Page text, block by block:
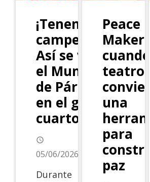
¡Tenemos
campeones!
Así se vivió
el Mundial
de Párrafos
en el grado
cuarto
access_time
05/06/2026
Durante
Peace
Makers:
cuando
teatro
una
para
paz